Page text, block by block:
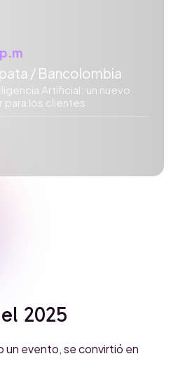
/ Bancolombia
Artificial: un nuevo
para los clientes
2025
un evento, se convirtió en